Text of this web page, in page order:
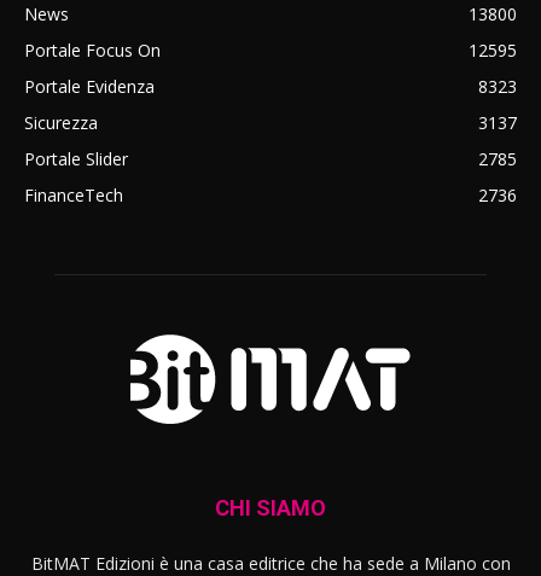
News
13800
Portale Focus On
12595
Portale Evidenza
8323
Sicurezza
3137
Portale Slider
2785
FinanceTech
2736
CHI SIAMO
BitMAT Edizioni è una casa editrice che ha sede a Milano con